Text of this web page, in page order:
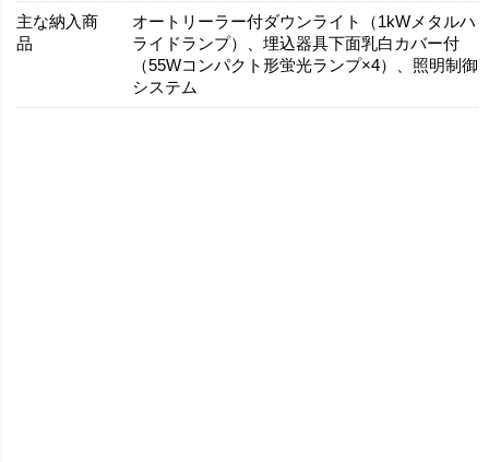
主な納入商
品
オートリーラー付ダウンライト（1kWメタルハ
ライドランプ）、埋込器具下面乳白カバー付
（55Wコンパクト形蛍光ランプ×4）、照明制御
システム